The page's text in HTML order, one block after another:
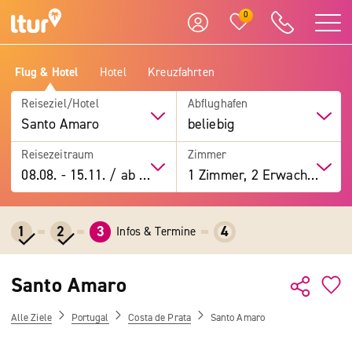
0
Flug & Hotel Hotel Kreuzfahrten
Reiseziel/Hotel
Santo Amaro
Abflughafen
beliebig
Reisezeitraum
08.08. -15.11. / ab 7 Tage
Zimmer
1 Zimmer, 2 Erwachsene
1 2 3 Infos & Termine 4
Santo Amaro
Alle Ziele Portugal Costa de Prata Santo Amaro